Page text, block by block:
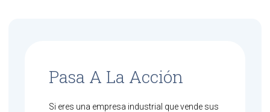
Pasa A La Acción
Si eres una empresa industrial que vende sus